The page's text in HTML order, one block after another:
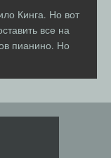
Кинга. Но вот
все на
пианино. Но